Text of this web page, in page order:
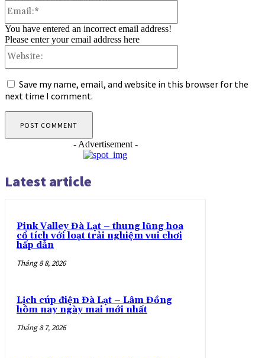
You have entered an incorrect email address!
Please enter your email address here
Save my name, email, and website in this browser for the
next time I comment.
- Advertisement -
Latest article
Pink Valley Đà Lạt – thung lũng hoa
cổ tích với loạt trải nghiệm vui chơi
hấp dẫn
Tháng 8 8, 2026
Lịch cúp điện Đà Lạt – Lâm Đồng
hôm nay ngày mai mới nhất
Tháng 8 7, 2026